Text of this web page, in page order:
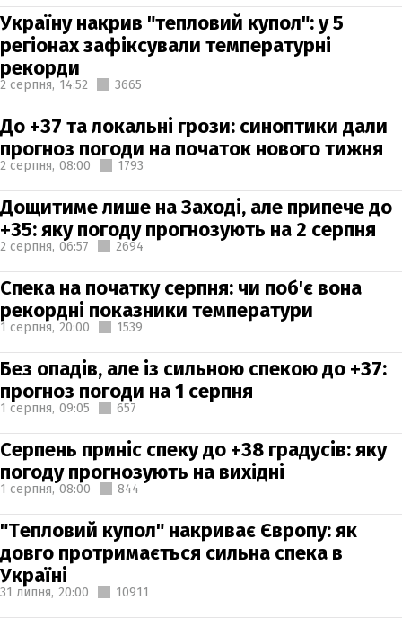
Україну накрив "тепловий купол": у 5
регіонах зафіксували температурні
рекорди
2 серпня, 14:52 3665
До +37 та локальні грози: синоптики дали
прогноз погоди на початок нового тижня
2 серпня, 08:00 1793
Дощитиме лише на Заході, але припече до
+35: яку погоду прогнозують на 2 серпня
2 серпня, 06:57 2694
Спека на початку серпня: чи поб'є вона
рекордні показники температури
1 серпня, 20:00 1539
Без опадів, але із сильною спекою до +37:
прогноз погоди на 1 серпня
1 серпня, 09:05 657
Серпень приніс спеку до +38 градусів: яку
погоду прогнозують на вихідні
1 серпня, 08:00 844
"Тепловий купол" накриває Європу: як
довго протримається сильна спека в
Україні
31 липня, 20:00 10911